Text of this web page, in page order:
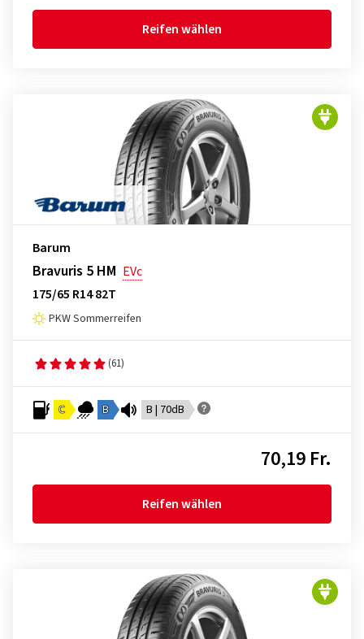
Reifen wählen
Barum
Bravuris 5 HM EVc
175/65 R14 82T
PKW Sommerreifen
(61)
C B B | 70dB
70,19 Fr.
Reifen wählen